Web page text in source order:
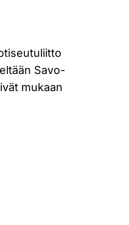
Savo-
mukaan